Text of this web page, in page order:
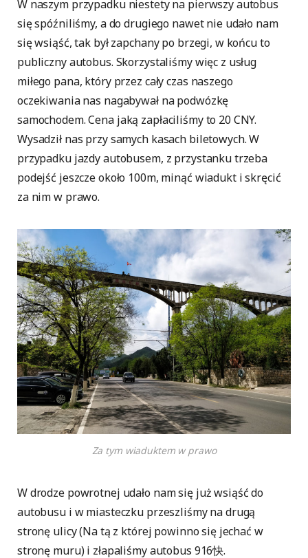
W naszym przypadku niestety na pierwszy autobus
się spóźniliśmy, a do drugiego nawet nie udało nam
się wsiąść, tak był zapchany po brzegi, w końcu to
publiczny autobus. Skorzystaliśmy więc z usług
miłego pana, który przez cały czas naszego
oczekiwania nas nagabywał na podwózkę
samochodem. Cena jaką zapłaciliśmy to 20 CNY.
Wysadził nas przy samych kasach biletowych. W
przypadku jazdy autobusem, z przystanku trzeba
podejść jeszcze około 100m, minąć wiadukt i skręcić
za nim w prawo.
Za tym wiaduktem w prawo
W drodze powrotnej udało nam się już wsiąść do
autobusu i w miasteczku przeszliśmy na drugą
stronę ulicy (Na tą z której powinno się jechać w
stronę muru) i złapaliśmy autobus 916快.